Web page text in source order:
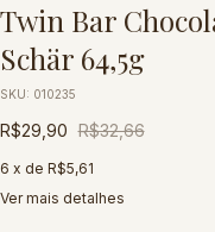
Twin Bar
Schär 64,5g
SKU: 010235
R$29,90 R$32,66
6 x de R$5,61
Ver mais detalhes